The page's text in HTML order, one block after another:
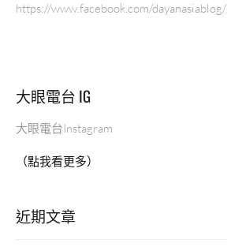
https://www.facebook.com/dayanasiablog/
大眼電台 IG
大眼電台Instagram
（點我看更多）
近期文章